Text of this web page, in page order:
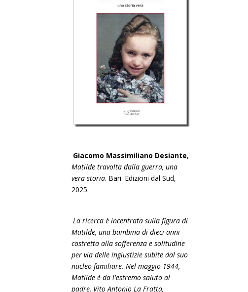
Giacomo Massimiliano Desiante,
Matilde travolta dalla guerra, una
vera storia. Bari: Edizioni dal Sud,
2025.
La ricerca è incentrata sulla figura di
Matilde, una bambina di dieci anni
costretta alla sofferenza e solitudine
per via delle ingiustizie subite dal suo
nucleo familiare. Nel maggio 1944,
Matilde è da l'estremo saluto al
padre, Vito Antonio La Fratta,